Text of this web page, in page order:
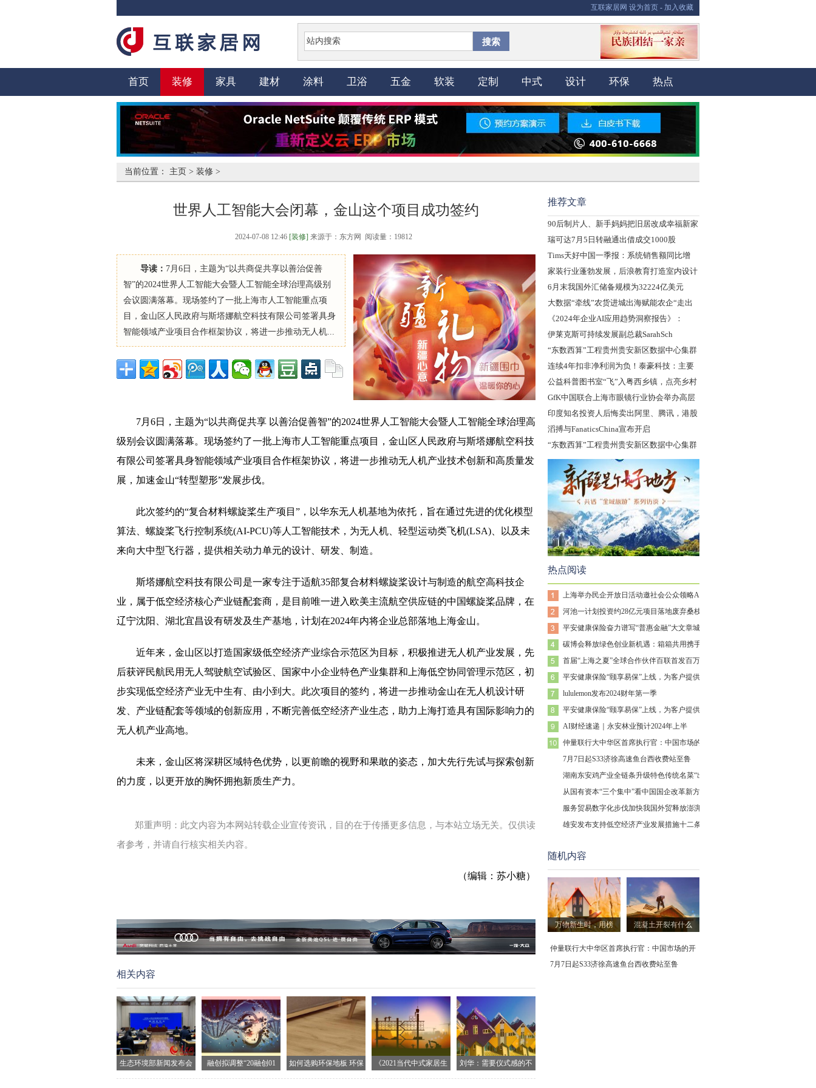
互联家居网 设为首页 - 加入收藏
搜索
首页 装修 家具 建材 涂料 卫浴 五金 软装 定制 中式 设计 环保 热点
当前位置： 主页 > 装修 >
世界人工智能大会闭幕，金山这个项目成功签约
2024-07-08 12:46 [装修] 来源于：东方网 阅读量：19812
导读： 7月6日，主题为“以共商促共享以善治促善
智”的2024世界人工智能大会暨人工智能全球治理高级别
会议圆满落幕。现场签约了一批上海市人工智能重点项
目，金山区人民政府与斯塔娜航空科技有限公司签署具身
智能领域产业项目合作框架协议，将进一步推动无人机...
7月6日，主题为“以共商促共享 以善治促善智”的2024世界人工智能大会暨人工智能全球治理高
级别会议圆满落幕。现场签约了一批上海市人工智能重点项目，金山区人民政府与斯塔娜航空科技
有限公司签署具身智能领域产业项目合作框架协议，将进一步推动无人机产业技术创新和高质量发
展，加速金山“转型塑形”发展步伐。
此次签约的“复合材料螺旋桨生产项目”，以华东无人机基地为依托，旨在通过先进的优化模型
算法、螺旋桨飞行控制系统(AI-PCU)等人工智能技术，为无人机、轻型运动类飞机(LSA)、以及未
来向大中型飞行器，提供相关动力单元的设计、研发、制造。
斯塔娜航空科技有限公司是一家专注于适航35部复合材料螺旋桨设计与制造的航空高科技企
业，属于低空经济核心产业链配套商，是目前唯一进入欧美主流航空供应链的中国螺旋桨品牌，在
辽宁沈阳、湖北宜昌设有研发及生产基地，计划在2024年内将企业总部落地上海金山。
近年来，金山区以打造国家级低空经济产业综合示范区为目标，积极推进无人机产业发展，先
后获评民航民用无人驾驶航空试验区、国家中小企业特色产业集群和上海低空协同管理示范区，初
步实现低空经济产业无中生有、由小到大。此次项目的签约，将进一步推动金山在无人机设计研
发、产业链配套等领域的创新应用，不断完善低空经济产业生态，助力上海打造具有国际影响力的
无人机产业高地。
未来，金山区将深耕区域特色优势，以更前瞻的视野和果敢的姿态，加大先行先试与探索创新
的力度，以更开放的胸怀拥抱新质生产力。
郑重声明：此文内容为本网站转载企业宣传资讯，目的在于传播更多信息，与本站立场无关。仅供读
者参考，并请自行核实相关内容。
（编辑：苏小糖）
相关内容
生态环境部新闻发布会
现场
融创拟调整“20融创01
如何选购环保地板 环保
地
《2021当代中式家居生
刘华：需要仪式感的不
止生
推荐文章
90后制片人、新手妈妈把旧居改成幸福新家
瑞可达7月5日转融通出借成交1000股
Tims天好中国一季报：系统销售额同比增
家装行业蓬勃发展，后浪教育打造室内设计
教
6月末我国外汇储备规模为32224亿美元
大数据“牵线”农货进城出海赋能农企“走出
《2024年企业AI应用趋势洞察报告》：
伊莱克斯可持续发展副总裁SarahSch
“东数西算”工程贵州贵安新区数据中心集群
连续4年扣非净利润为负！泰豪科技：主要
因
公益科普图书室“飞”入粤西乡镇，点亮乡村
GfK中国联合上海市眼镜行业协会举办高层
印度知名投资人后悔卖出阿里、腾讯，港股
通
滔搏与FanaticsChina宣布开启
“东数西算”工程贵州贵安新区数据中心集群
热点阅读
上海举办民企开放日活动邀社会公众领略AI
河池一计划投资约28亿元项目落地废弃桑枝
平安健康保险奋力谱写“普惠金融”大文章城
碳博会释放绿色创业新机遇：箱箱共用携手中
首届“上海之夏”全球合作伙伴百联首发百万
平安健康保险“颐享易保”上线，为客户提供
lululemon发布2024财年第一季
平安健康保险“颐享易保”上线，为客户提供
AI财经速递｜永安林业预计2024年上半
仲量联行大中华区首席执行官：中国市场的开
7月7日起S33济徐高速鱼台西收费站至鲁
湖南东安鸡产业全链条升级特色传统名菜“出
从国有资本“三个集中”看中国国企改革新方
服务贸易数字化步伐加快我国外贸释放澎湃活
雄安发布支持低空经济产业发展措施十二条
随机内容
万物新生时，用榜 混凝土开裂有什么
仲量联行大中华区首席执行官：中国市场的开
7月7日起S33济徐高速鱼台西收费站至鲁